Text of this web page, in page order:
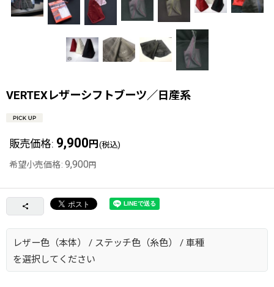
VERTEXレザーシフトブーツ／日産系
販売価格: 9,900 円 (税込)
希望小売価格: 9,900 円
レザー色（本体） / ステッチ色（糸色） / 車種
を選択してください